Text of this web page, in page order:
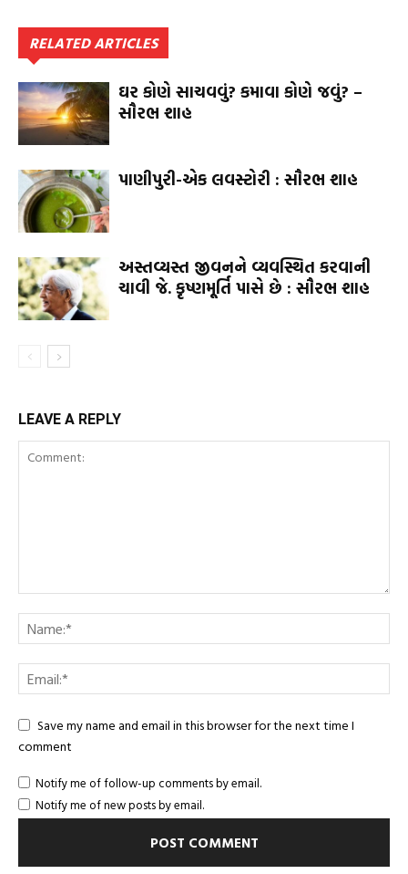
RELATED ARTICLES
ઘર કોણે સાચવવું? કમાવા કોણે જવું? –
સૌરભ શાહ
પાણીપુરી-એક લવસ્ટોરી : સૌરભ શાહ
અસ્તવ્યસ્ત જીવનને વ્યવસ્થિત કરવાની
ચાવી જે. કૃષ્ણમૂર્તિ પાસે છે : સૌરભ શાહ
LEAVE A REPLY
Save my name and email in this browser for the next time I
comment
Notify me of follow-up comments by email.
Notify me of new posts by email.